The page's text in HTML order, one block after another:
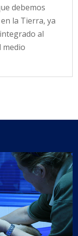
debemos
la Tierra, ya
al
medio